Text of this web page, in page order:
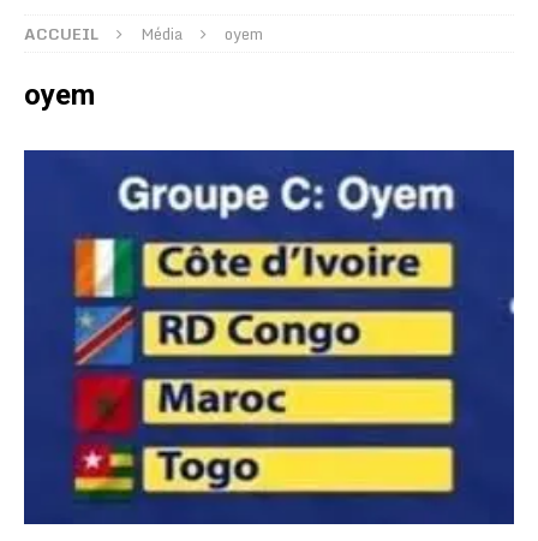
ACCUEIL Média oyem
oyem